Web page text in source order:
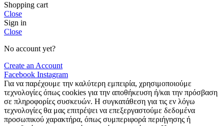
Shopping cart
Close
Sign in
Close
No account yet?
Create an Account
Facebook Instagram
Για να παρέχουμε την καλύτερη εμπειρία, χρησιμοποιούμε
τεχνολογίες όπως cookies για την αποθήκευση ή/και την πρόσβαση
σε πληροφορίες συσκευών. Η συγκατάθεση για τις εν λόγω
τεχνολογίες θα μας επιτρέψει να επεξεργαστούμε δεδομένα
προσωπικού χαρακτήρα, όπως συμπεριφορά περιήγησης ή